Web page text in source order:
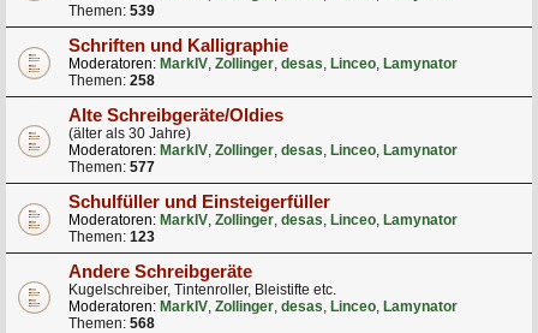
Themen: 539
Schriften und Kalligraphie
Moderatoren: MarkIV, Zollinger, desas, Linceo, Lamynator
Themen: 258
Alte Schreibgeräte/Oldies
(älter als 30 Jahre)
Moderatoren: MarkIV, Zollinger, desas, Linceo, Lamynator
Themen: 577
Schulfüller und Einsteigerfüller
Moderatoren: MarkIV, Zollinger, desas, Linceo, Lamynator
Themen: 123
Andere Schreibgeräte
Kugelschreiber, Tintenroller, Bleistifte etc.
Moderatoren: MarkIV, Zollinger, desas, Linceo, Lamynator
Themen: 568